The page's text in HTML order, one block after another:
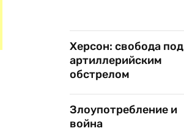
Херсон: свобода под
артиллерийским
обстрелом
Злоупотребление и
война